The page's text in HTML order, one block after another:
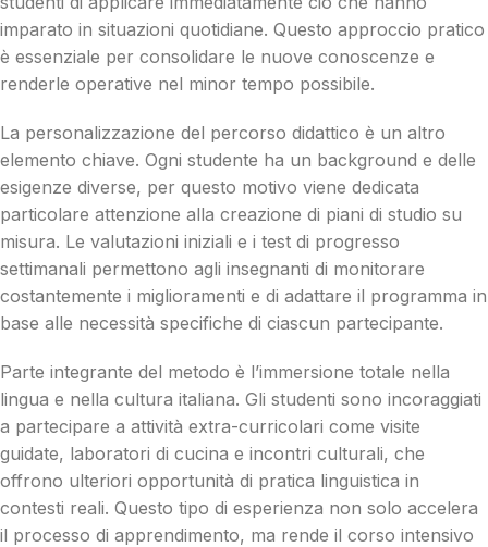
imparato in situazioni quotidiane. Questo approccio pratico
è essenziale per consolidare le nuove conoscenze e
renderle operative nel minor tempo possibile.
La personalizzazione del percorso didattico è un altro
elemento chiave. Ogni studente ha un background e delle
esigenze diverse, per questo motivo viene dedicata
particolare attenzione alla creazione di piani di studio su
misura. Le valutazioni iniziali e i test di progresso
settimanali permettono agli insegnanti di monitorare
costantemente i miglioramenti e di adattare il programma in
base alle necessità specifiche di ciascun partecipante.
Parte integrante del metodo è l’immersione totale nella
lingua e nella cultura italiana. Gli studenti sono incoraggiati
a partecipare a attività extra-curricolari come visite
guidate, laboratori di cucina e incontri culturali, che
offrono ulteriori opportunità di pratica linguistica in
contesti reali. Questo tipo di esperienza non solo accelera
il processo di apprendimento, ma rende il corso intensivo